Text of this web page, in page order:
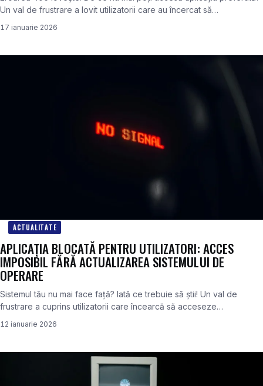
Un val de frustrare a lovit utilizatorii care au încercat să…
17 ianuarie 2026
ACTUALITATE
APLICAȚIA BLOCATĂ PENTRU UTILIZATORI: ACCES
IMPOSIBIL FĂRĂ ACTUALIZAREA SISTEMULUI DE
OPERARE
Sistemul tău nu mai face față? Iată ce trebuie să știi! Un val de
frustrare a cuprins utilizatorii care încearcă să acceseze…
12 ianuarie 2026